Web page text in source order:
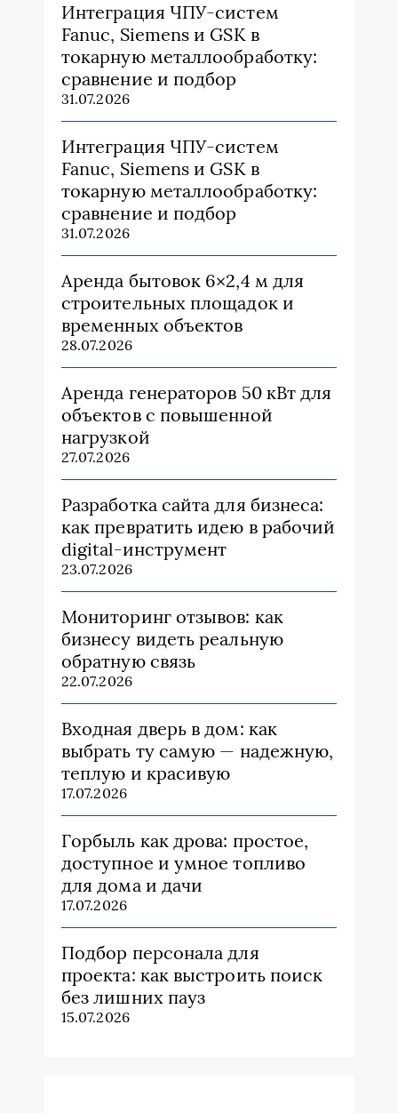
Интеграция ЧПУ-систем
Fanuc, Siemens и GSK в
токарную металлообработку:
сравнение и подбор
31.07.2026
Интеграция ЧПУ-систем
Fanuc, Siemens и GSK в
токарную металлообработку:
сравнение и подбор
31.07.2026
Аренда бытовок 6×2,4 м для
строительных площадок и
временных объектов
28.07.2026
Аренда генераторов 50 кВт для
объектов с повышенной
нагрузкой
27.07.2026
Разработка сайта для бизнеса:
как превратить идею в рабочий
digital-инструмент
23.07.2026
Мониторинг отзывов: как
бизнесу видеть реальную
обратную связь
22.07.2026
Входная дверь в дом: как
выбрать ту самую — надежную,
теплую и красивую
17.07.2026
Горбыль как дрова: простое,
доступное и умное топливо
для дома и дачи
17.07.2026
Подбор персонала для
проекта: как выстроить поиск
без лишних пауз
15.07.2026